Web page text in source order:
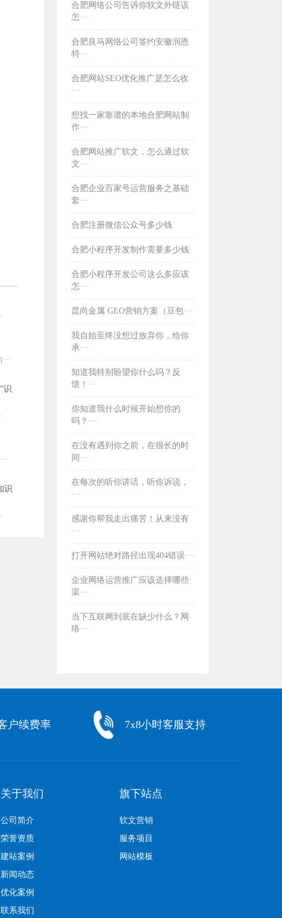
识
识
合肥网络公司告诉你软文外链该
怎···
合肥良马网络公司签约安徽润恩
特···
合肥网站SEO优化推广是怎么收
···
想找一家靠谱的本地合肥网站制
作···
合肥网站推广软文，怎么通过软
文···
合肥企业百家号运营服务之基础
套···
合肥注册微信公众号多少钱
合肥小程序开发制作需要多少钱
合肥小程序开发公司这么多应该
怎···
昆尚金属 GEO营销方案（豆包···
我自始至终没想过放弃你，给你
承···
知道我特别盼望你什么吗？反
馈！···
你知道我什么时候开始想你的
吗？···
在没有遇到你之前，在很长的时
间···
​在每次的听你讲话，听你诉说，
···
​感谢你帮我走出痛苦！从来没有
···
打开网站绝对路径出现404错误···
企业网络运营推广应该选择哪些
渠···
当下互联网到底在缺少什么？网
络···
户续费率 7x8小时客服支持
关于我们
公司简介
荣誉资质
建站案例
新闻动态
优化案例
联系我们
旗下站点
软文营销
服务项目
网站模板